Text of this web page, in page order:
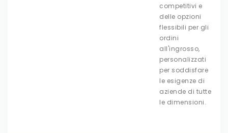
competitivi e
delle opzioni
flessibili per gli
ordini
all'ingrosso,
personalizzati
per soddisfare
le esigenze di
aziende di tutte
le dimensioni.